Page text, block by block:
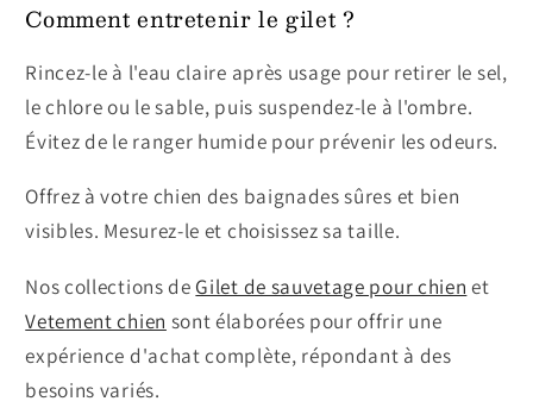
Comment entretenir le gilet ?
Rincez-le à l'eau claire après usage pour retirer le sel,
le chlore ou le sable, puis suspendez-le à l'ombre.
Évitez de le ranger humide pour prévenir les odeurs.
Offrez à votre chien des baignades sûres et bien
visibles. Mesurez-le et choisissez sa taille.
Nos collections de Gilet de sauvetage pour chien et
Vetement chien sont élaborées pour offrir une
expérience d'achat complète, répondant à des
besoins variés.